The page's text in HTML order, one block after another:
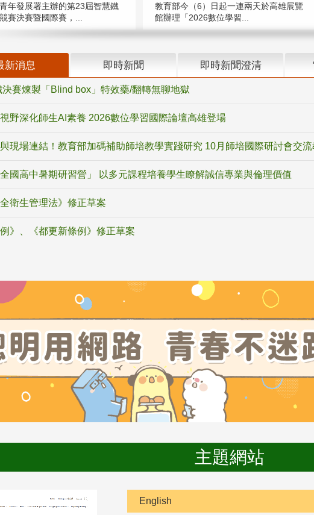
年發展署主辦的第23屆智慧鐵
賽決賽暨國際賽，...
教育部今（6）日起一連兩天於高雄展覽
館辦理「2026數位學習...
新消息 即時新聞 即時新聞澄清
決賽煉製「Blind box」特效藥/翻轉無聊地獄
野深化師生AI素養 2026數位學習國際論壇高雄登場
現場連結！教育部加碼補助師培教學實踐研究 10月師培國際研討會交
國高中暑期研習營」 以多元課程培養學生瞭解誠信專業與倫理價值
全衛生管理法》修正草案
例》、《都更新條例》修正草案
主題網站
English